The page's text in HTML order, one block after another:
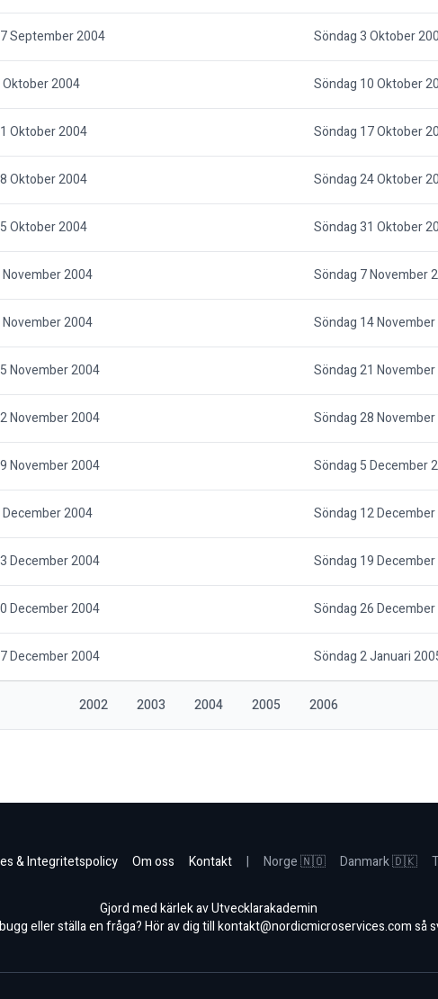
September 2004 Söndag 3 Oktober
2004 Söndag 10 Oktober
Oktober 2004 Söndag 17 Oktober
Oktober 2004 Söndag 24 Oktober
Oktober 2004 Söndag 31 Oktober
2004 Söndag 7 November
2004 Söndag 14
November 2004 Söndag 21
November 2004 Söndag 28
November 2004 Söndag 5 December
2004 Söndag 12
December 2004 Söndag 19
December 2004 Söndag 26
December 2004 Söndag 2 Januari
2002 2003 2004 2005 2006
& Integritetspolicy Om oss Kontakt | Norge 🇳🇴 Danmark 🇩🇰
Gjord med kärlek av Utvecklarakademin
eller ställa en fråga? Hör av dig tillkontakt@nordicmicroservices.comså